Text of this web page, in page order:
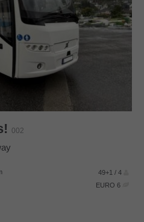
002
49+1 / 4
EURO 6